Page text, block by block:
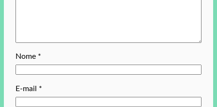
Nome *
E-mail *